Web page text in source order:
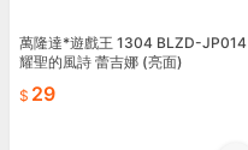
萬隆達*遊戲王 1304 BLZD-JP014
耀聖的風詩 蕾吉娜 (亮面)
29